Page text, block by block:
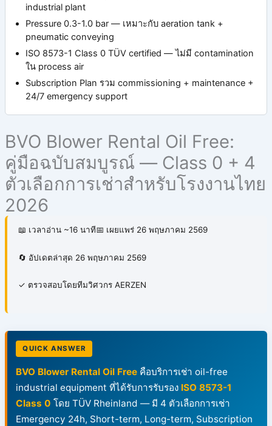
industrial plant
Pressure 0.3-1.0 bar — เหมาะกับ aeration tank +
pneumatic conveying
ISO 8573-1 Class 0 TÜV certified — ไม่มี contamination
ใน process air
Subscription Plan รวม commissioning + maintenance +
24/7 emergency support
BVO Blower Rental Oil Free:
คู่มือฉบับสมบูรณ์ — Class 0 + 4
ตัวเลือกการเช่าสำหรับโรงงานไทย
2026
📖 เวลาอ่าน ~16 นาที📅 เผยแพร่ 26 พฤษภาคม 2569
🔄 อัปเดตล่าสุด 26 พฤษภาคม 2569
✓ ตรวจสอบโดยทีมวิศวกร AERZEN
QUICK ANSWER
BVO Blower Rental Oil Free คือบริการเช่า oil-free
industrial equipment ที่ได้รับการรับรอง ISO 8573-1
Class 0 โดย TÜV Rheinland — มี 4 ตัวเลือกการเช่า
Emergency 24h, Short-term, Long-term, Subscription